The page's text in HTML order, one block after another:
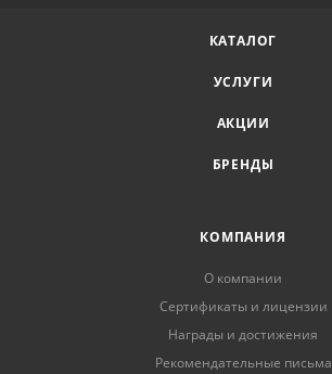
КАТАЛОГ
УСЛУГИ
АКЦИИ
БРЕНДЫ
КОМПАНИЯ
О компании
Сертификаты и лицензии
Награды и достижения
Рекомендательные письма